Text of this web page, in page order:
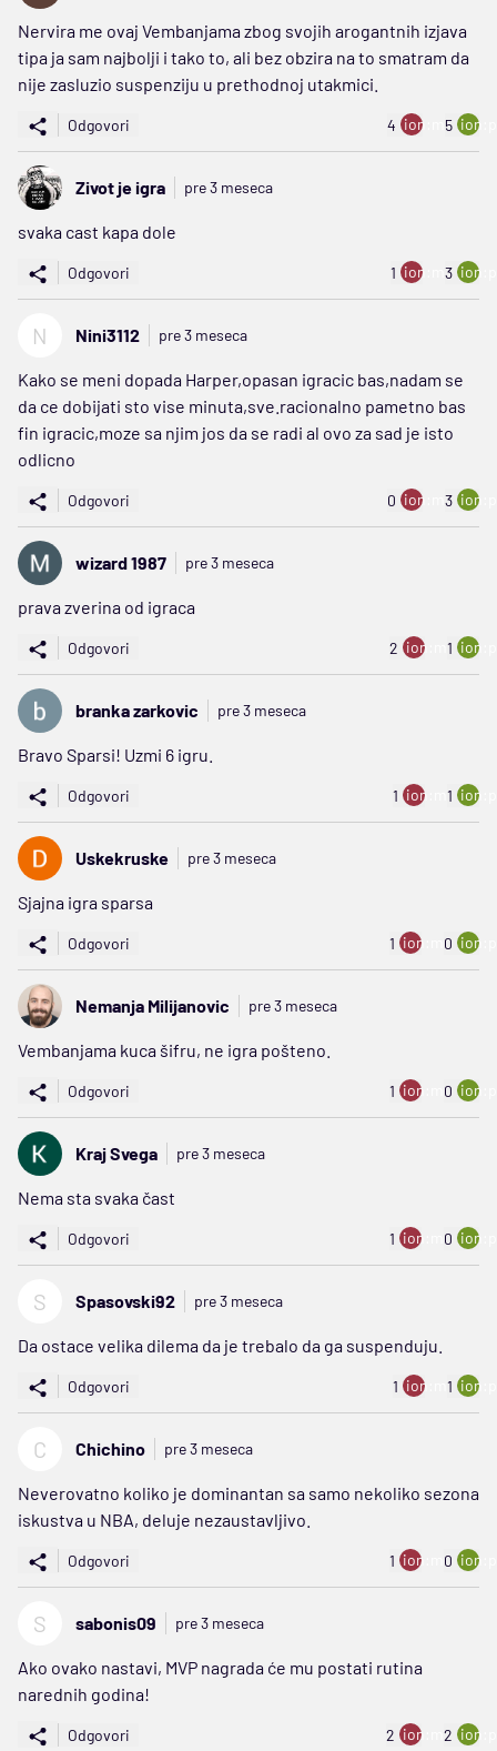
Nervira me ovaj Vembanjama zbog svojih arogantnih izjava
tipa ja sam najbolji i tako to, ali bez obzira na to smatram da
nije zasluzio suspenziju u prethodnoj utakmici.
Odgovori 4 ion:minus
5
Zivot je igra pre 3 meseca
svaka cast kapa dole
Odgovori 1 ion:minus
3
N Nini3112 pre 3 meseca
Kako se meni dopada Harper,opasan igracic bas,nadam se
da ce dobijati sto vise minuta,sve.racionalno pametno bas
fin igracic,moze sa njim jos da se radi al ovo za sad je isto
odlicno
Odgovori 0 ion:minus
3
wizard 1987 pre 3 meseca
prava zverina od igraca
Odgovori 2 ion:minus
1
branka zarkovic pre 3 meseca
Bravo Sparsi! Uzmi 6 igru.
Odgovori 1 ion:minus
1
Uskekruske pre 3 meseca
Sjajna igra sparsa
Odgovori 1 ion:minus
0
Nemanja Milijanovic pre 3 meseca
Vembanjama kuca šifru, ne igra pošteno.
Odgovori 1 ion:minus
0
Kraj Svega pre 3 meseca
Nema sta svaka čast
Odgovori 1 ion:minus
0
S Spasovski92 pre 3 meseca
Da ostace velika dilema da je trebalo da ga suspenduju.
Odgovori 1 ion:minus
1
C Chichino pre 3 meseca
Neverovatno koliko je dominantan sa samo nekoliko sezona
iskustva u NBA, deluje nezaustavljivo.
Odgovori 1 ion:minus
0
S sabonis09 pre 3 meseca
Ako ovako nastavi, MVP nagrada će mu postati rutina
narednih godina!
Odgovori 2 ion:minus
2